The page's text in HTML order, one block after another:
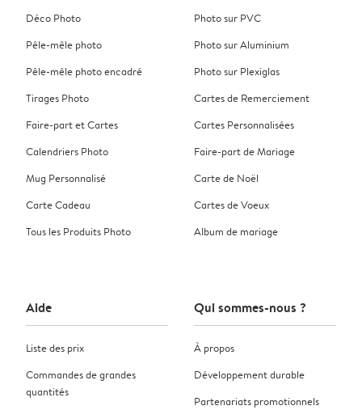
Déco Photo
Pêle-mêle photo
Pêle-mêle photo encadré
Tirages Photo
Faire-part et Cartes
Calendriers Photo
Mug Personnalisé
Carte Cadeau
Tous les Produits Photo
Photo sur PVC
Photo sur Aluminium
Photo sur Plexiglas
Cartes de Remerciement
Cartes Personnalisées
Faire-part de Mariage
Carte de Noël
Cartes de Voeux
Album de mariage
Aide
Liste des prix
Commandes de grandes
quantités
Qui sommes-nous ?
À propos
Développement durable
Partenariats promotionnels